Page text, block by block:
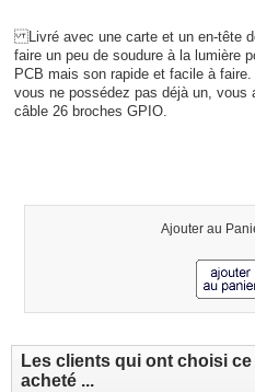
Livré avec une carte et un en-tête
faire un peu de soudure à la lumière
PCB mais son rapide et facile à
vous ne possédez pas déjà un, vous
câble 26 broches GPIO.
Ajouter au
Les clients qui ont choisi
acheté ...